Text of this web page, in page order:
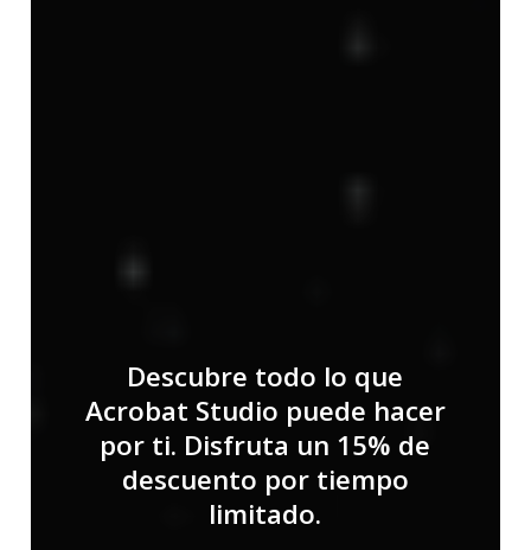
Descubre todo lo que
Acrobat Studio puede hacer
por ti. Disfruta un 15% de
descuento por tiempo
limitado.